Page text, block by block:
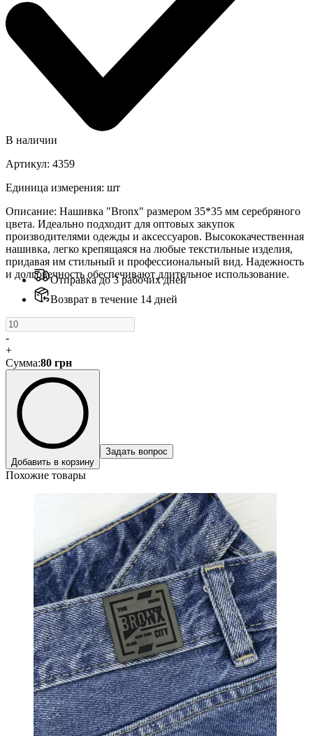
В наличии
Артикул: 4359
Единица измерения: шт
Описание: Нашивка "Bronx" размером 35*35 мм серебряного
цвета. Идеально подходит для оптовых закупок
производителями одежды и аксессуаров. Высококачественная
нашивка, легко крепящаяся на любые текстильные изделия,
придавая им стильный и профессиональный вид. Надежность
и долговечность обеспечивают длительное использование.
Отправка до 3 рабочих дней
Возврат в течение 14 дней
-
+
Сумма:80 грн
Добавить в корзину
Задать вопрос
Похожие товары